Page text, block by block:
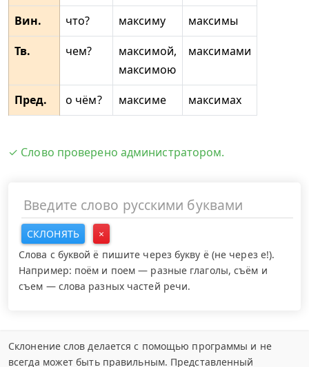
Вин.
что? максиму
максимы
Тв.
чем?
максимой,
максимою
максимами
Пред. о чём? максиме максимах
✓ Слово проверено администратором.
СКЛОНЯТЬ
×
Слова с буквой ё пишите через букву ё (не через е!).
Например: поём и поем — разные глаголы, съём и
съем — слова разных частей речи.
Склонение слов делается с помощью программы и не
всегда может быть правильным. Представленный